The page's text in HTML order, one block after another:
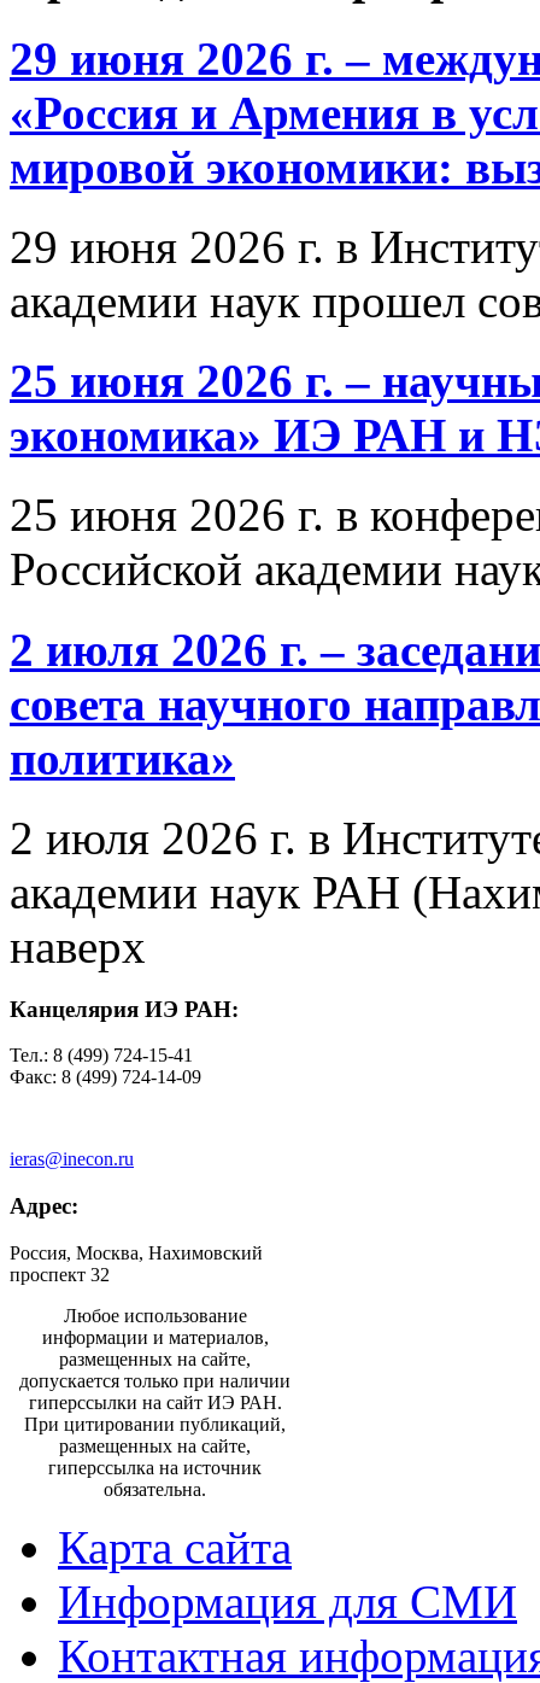
29 июня 2026 г. –
«Россия и Армения в
мировой экономики:
29 июня 2026 г. в
академии наук прошел
25 июня 2026 г. –
экономика» ИЭ РАН и
25 июня 2026 г. в
Российской академии
2 июля 2026 г. –
совета научного
политика»
2 июля 2026 г. в
академии наук РАН
наверх
Канцелярия ИЭ РАН:
Тел.: 8 (499) 724-15-41
Факс: 8 (499) 724-14-09
ieras@inecon.ru
Адрес:
Россия, Москва, Нахимовский
проспект 32
Любое использование
информации и материалов,
размещенных на сайте,
допускается только при наличии
гиперссылки на сайт ИЭ РАН.
При цитировании публикаций,
размещенных на сайте,
гиперссылка на источник
обязательна.
Карта сайта
Информация для СМИ
Контактная